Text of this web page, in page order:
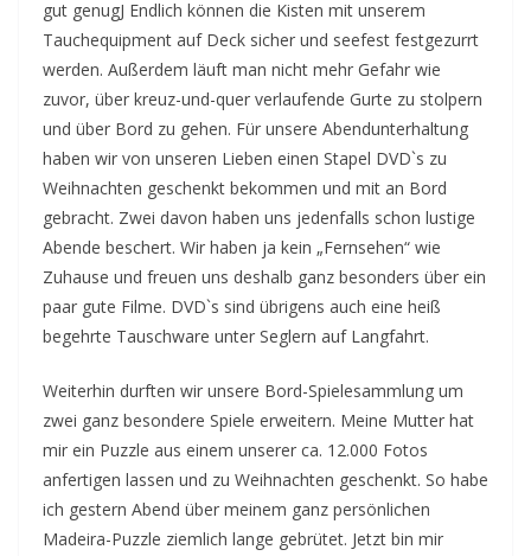
gut genugJ Endlich können die Kisten mit unserem
Tauchequipment auf Deck sicher und seefest festgezurrt
werden. Außerdem läuft man nicht mehr Gefahr wie
zuvor, über kreuz-und-quer verlaufende Gurte zu stolpern
und über Bord zu gehen. Für unsere Abendunterhaltung
haben wir von unseren Lieben einen Stapel DVD`s zu
Weihnachten geschenkt bekommen und mit an Bord
gebracht. Zwei davon haben uns jedenfalls schon lustige
Abende beschert. Wir haben ja kein „Fernsehen“ wie
Zuhause und freuen uns deshalb ganz besonders über ein
paar gute Filme. DVD`s sind übrigens auch eine heiß
begehrte Tauschware unter Seglern auf Langfahrt.
Weiterhin durften wir unsere Bord-Spielesammlung um
zwei ganz besondere Spiele erweitern. Meine Mutter hat
mir ein Puzzle aus einem unserer ca. 12.000 Fotos
anfertigen lassen und zu Weihnachten geschenkt. So habe
ich gestern Abend über meinem ganz persönlichen
Madeira-Puzzle ziemlich lange gebrütet. Jetzt bin mir